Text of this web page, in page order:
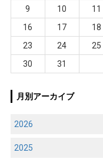
9
10 11
16
17 18
23
24 25
30
31
月別アーカイブ
2026
2025